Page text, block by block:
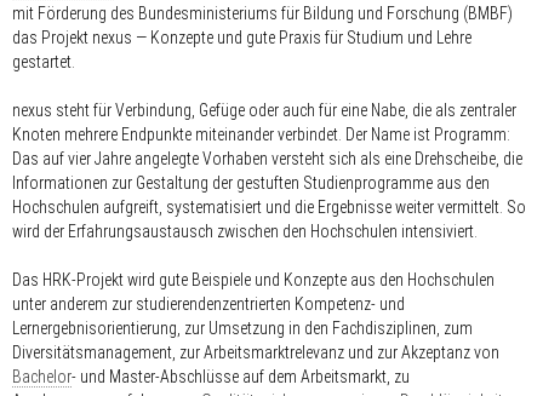
mit Förderung des Bundesministeriums für Bildung und Forschung (BMBF)
das Projekt nexus — Konzepte und gute Praxis für Studium und Lehre
gestartet.
nexus steht für Verbindung, Gefüge oder auch für eine Nabe, die als zentraler
Knoten mehrere Endpunkte miteinander verbindet. Der Name ist Programm:
Das auf vier Jahre angelegte Vorhaben versteht sich als eine Drehscheibe, die
Informationen zur Gestaltung der gestuften Studienprogramme aus den
Hochschulen aufgreift, systematisiert und die Ergebnisse weiter vermittelt. So
wird der Erfahrungsaustausch zwischen den Hochschulen intensiviert.
Das HRK-Projekt wird gute Beispiele und Konzepte aus den Hochschulen
unter anderem zur studierendenzentrierten Kompetenz- und
Lernergebnisorientierung, zur Umsetzung in den Fachdisziplinen, zum
Diversitätsmanagement, zur Arbeitsmarktrelevanz und zur Akzeptanz von
Bachelor- und Master-Abschlüsse auf dem Arbeitsmarkt, zu